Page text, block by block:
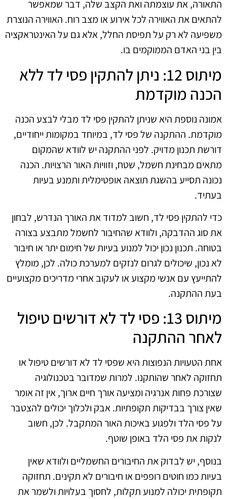
התאורה, את עוצמתה ואת הקצב שלה, דבר שמאפשר
להתאים את האווירה לכל אירוע או מצב רוח. האווירה הנוצרת
משפיעה לא רק על תפיסת החלל, אלא גם על האינטראקציה
בין בני האדם הממוקמים בו.
מיתוס 12: ניתן להתקין פסי לד ללא
הכנה מוקדמת
אמונה נוספת היא שניתן להתקין פסי לד מבלי לבצע הכנה
מוקדמת. ההתקנה של פסי לד, במיוחד במקומות ייחודיים,
דורשת תכנון מדויק. לפני ההתקנה יש לוודא שהמקום
מתאים מבחינת חשמל, שטח, וזוויות האור הרצויות. הכנה
נכונה תסייע בהשגת תוצאה אופטימלית ותמנע בעיות
בעתיד.
כדי להתקין פסי לד, חשוב למדוד את האורך הנדרש, לבחון
את סוג ההדבקה, ולוודא שהחיבור לחשמל מתבצע בצורה
בטוחה. תכנון נכון יכול למנוע בעיות של חימום יתר או חיבור
לא נכון, שיכולים לגרום לנזקים למערכת כולה. לכן, מומלץ
להתייעץ עם אנשי מקצוע או לעקוב אחרי מדריכים מקצועיים
בעת ההתקנה.
מיתוס 13: פסי לד לא דורשים טיפול
לאחר ההתקנה
אחת הטעויות הנפוצות היא שפסי לד לא דורשים טיפול או
תחזוקה לאחר שהותקנו. למרות שמדובר בטכנולוגיה
שצורכת פחות אנרגיה ומציעה אורך חיים ארוך, אין זה אומר
שאין צורך בבדיקות תקופתיות. אבק ולכלוך יכולים להצטבר
על פסי הלד ולפגוע באיכות האור המתקבל. לכן, חשוב
לנקות את פסי הלד באופן שוטף.
בנוסף, יש לבדוק את החיבורים החשמליים ולוודא שאין
בעיות כמו חוטים רופפים או חיבורים לא תקינים. תחזוקה
תקופתית יכולה למנוע תקלות, לחסוך בעלויות ולשמר את